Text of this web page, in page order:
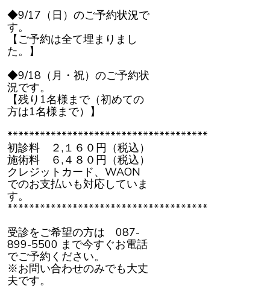
◆9/17（日）のご予約状況で
す。
【ご予約は全て埋まりまし
た。】
◆9/18（月・祝）のご予約状
況です。
【残り1名様まで（初めての
方は1名様まで）】
*************************************
初診料 ２,１６０円（税込）
施術料 ６,４８０円（税込）
クレジットカード、WAON
でのお支払いも対応していま
す。
*************************************
受診をご希望の方は 087-
899-5500 まで今すぐお電話
でご予約ください。
※お問い合わせのみでも大丈
夫です。